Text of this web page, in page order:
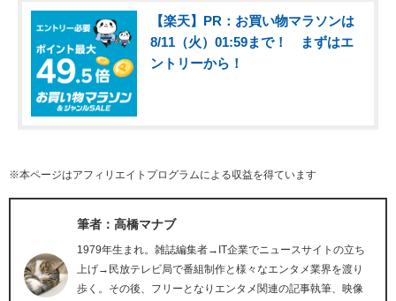
【楽天】PR：お買い物マラソンは
8/11（火）01:59まで！ まずはエ
ントリーから！
※本ページはアフィリエイトプログラムによる収益を得ています
筆者：高橋マナブ
1979年生まれ。雑誌編集者→IT企業でニュースサイトの立ち
上げ→民放テレビ局で番組制作と様々なエンタメ業界を渡り
歩く。その後、フリーとなりエンタメ関連の記事執筆、映像